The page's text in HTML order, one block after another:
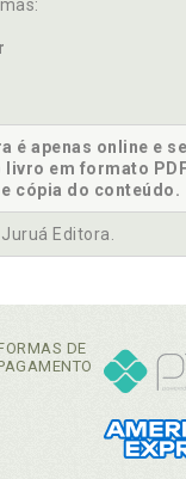
é apenas online e
livro em formato
cópia do conteúdo.
Editora.
DE